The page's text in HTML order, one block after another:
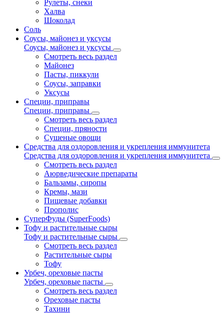
Рулеты, снеки
Халва
Шоколад
Соль
Соусы, майонез и уксусы
Соусы, майонез и уксусы
Смотреть весь раздел
Майонез
Пасты, пиккули
Соусы, заправки
Уксусы
Специи, приправы
Специи, приправы
Смотреть весь раздел
Специи, пряности
Сушеные овощи
Средства для оздоровления и укрепления иммунитета
Средства для оздоровления и укрепления иммунитета
Смотреть весь раздел
Аюрведические препараты
Бальзамы, сиропы
Кремы, мази
Пищевые добавки
Прополис
СуперФуды (SuperFoods)
Тофу и растительные сыры
Тофу и растительные сыры
Смотреть весь раздел
Растительные сыры
Тофу
Урбеч, ореховые пасты
Урбеч, ореховые пасты
Смотреть весь раздел
Ореховые пасты
Тахини